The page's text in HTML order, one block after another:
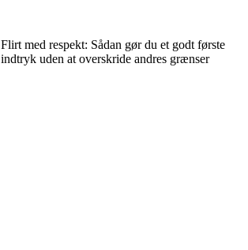
Flirt med respekt: Sådan gør du et godt første
indtryk uden at overskride andres grænser